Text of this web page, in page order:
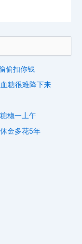
偷扣你钱
糖很难降下来
稳一上午
金多花5年